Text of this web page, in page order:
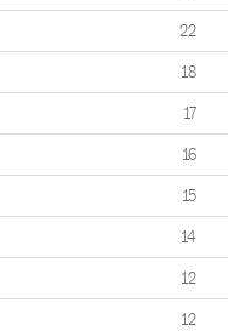
22
18
17
16
15
14
12
12